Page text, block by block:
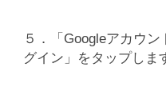
５．「Googleアカウ
グイン」をタップし